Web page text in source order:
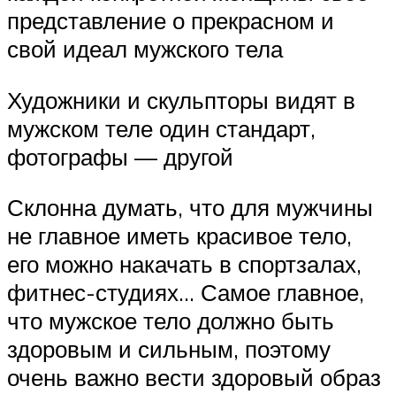
представление о прекрасном и
свой идеал мужского тела
Художники и скульпторы видят в
мужском теле один стандарт,
фотографы — другой
Склонна думать, что для мужчины
не главное иметь красивое тело,
его можно накачать в спортзалах,
фитнес-студиях… Самое главное,
что мужское тело должно быть
здоровым и сильным, поэтому
очень важно вести здоровый образ